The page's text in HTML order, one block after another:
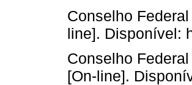
Conselho
line]. Disponível:
Conselho
[On-line].